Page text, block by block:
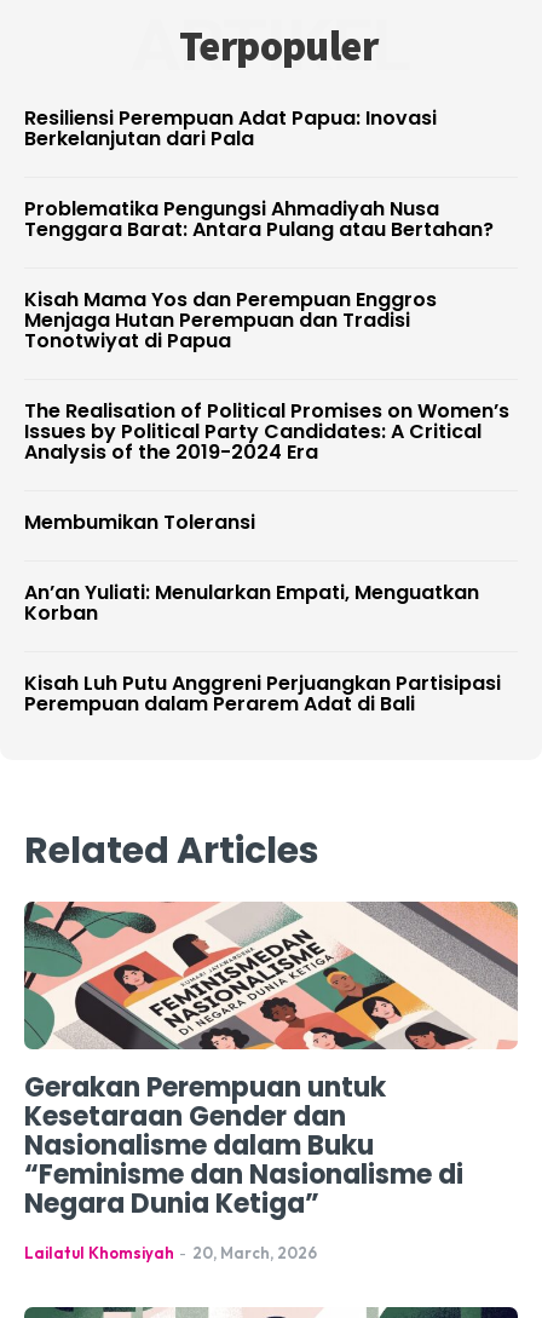
Terpopuler
ARTIKEL
Resiliensi Perempuan Adat Papua: Inovasi
Berkelanjutan dari Pala
Problematika Pengungsi Ahmadiyah Nusa
Tenggara Barat: Antara Pulang atau Bertahan?
Kisah Mama Yos dan Perempuan Enggros
Menjaga Hutan Perempuan dan Tradisi
Tonotwiyat di Papua
The Realisation of Political Promises on Women’s
Issues by Political Party Candidates: A Critical
Analysis of the 2019-2024 Era
Membumikan Toleransi
An’an Yuliati: Menularkan Empati, Menguatkan
Korban
Kisah Luh Putu Anggreni Perjuangkan Partisipasi
Perempuan dalam Perarem Adat di Bali
Related Articles
Gerakan Perempuan untuk
Kesetaraan Gender dan
Nasionalisme dalam Buku
“Feminisme dan Nasionalisme di
Negara Dunia Ketiga”
Lailatul Khomsiyah - 20, March, 2026